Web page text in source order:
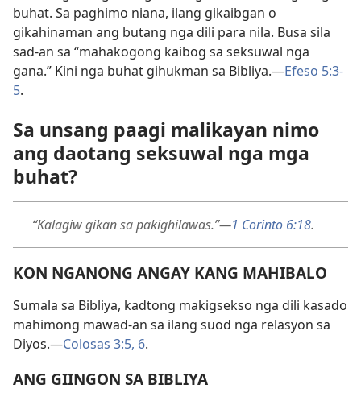
buhat. Sa paghimo niana, ilang gikaibgan o
gikahinaman ang butang nga dili para nila. Busa sila
sad-an sa “mahakogong kaibog sa seksuwal nga
gana.” Kini nga buhat gihukman sa Bibliya.—Efeso 5:3-
5.
Sa unsang paagi malikayan nimo
ang daotang seksuwal nga mga
buhat?
“Kalagiw gikan sa pakighilawas.”—1 Corinto 6:18.
KON NGANONG ANGAY KANG MAHIBALO
Sumala sa Bibliya, kadtong makigsekso nga dili kasado
mahimong mawad-an sa ilang suod nga relasyon sa
Diyos.—Colosas 3:5, 6.
ANG GIINGON SA BIBLIYA